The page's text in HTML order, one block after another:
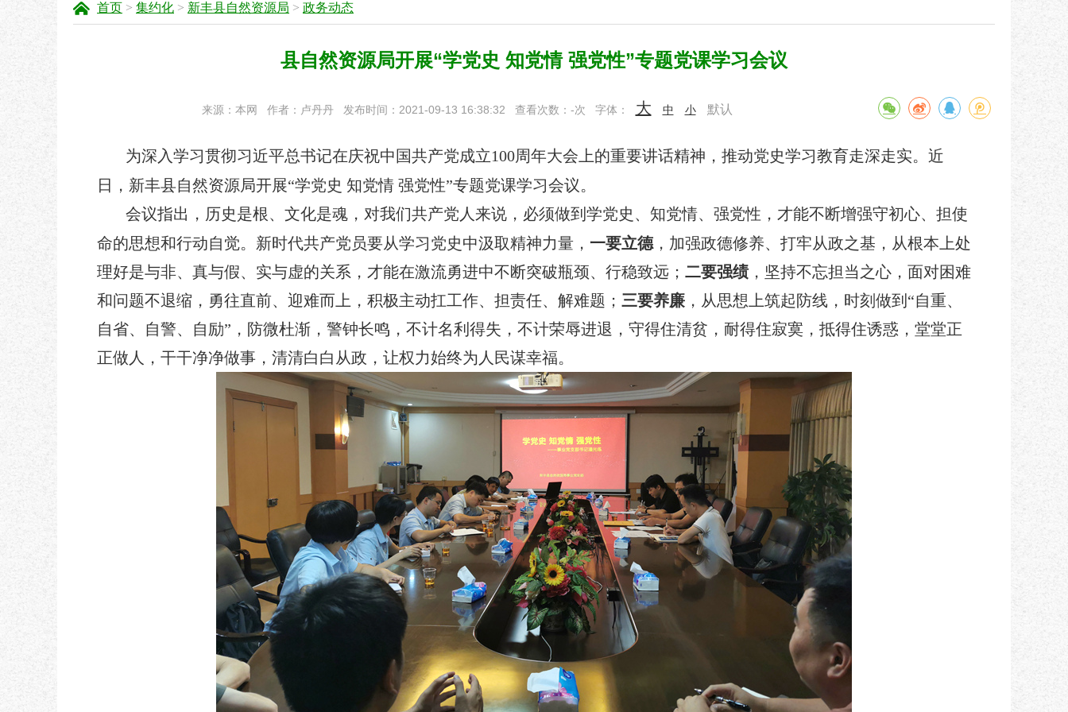
首页 > 集约化 > 新丰县自然资源局 > 政务动态
县自然资源局开展“学党史 知党情 强党性”专题党课学习会议
来源：本网 作者：卢丹丹 发布时间：2021-09-13 16:38:32 查看次数： -次 字体： 大 中 小 默认
为深入学习贯彻习近平总书记在庆祝中国共产党成立100周年大会上的重要讲话精神，推动党史学习教育走深走实。近
日，新丰县自然资源局开展“学党史 知党情 强党性”专题党课学习会议。
会议指出，历史是根、文化是魂，对我们共产党人来说，必须做到学党史、知党情、强党性，才能不断增强守初心、担使
命的思想和行动自觉。新时代共产党员要从学习党史中汲取精神力量， 一要立德，加强政德修养、打牢从政之基，从根本上处
理好是与非、真与假、实与虚的关系，才能在激流勇进中不断突破瓶颈、行稳致远； 二要强绩，坚持不忘担当之心，面对困难
和问题不退缩，勇往直前、迎难而上，积极主动扛工作、担责任、解难题； 三要养廉 ，从思想上筑起防线，时刻做到“自重、
自省、自警、自励”，防微杜渐，警钟长鸣，不计名利得失，不计荣辱进退，守得住清贫，耐得住寂寞，抵得住诱惑，堂堂正
正做人，干干净净做事，清清白白从政，让权力始终为人民谋幸福。